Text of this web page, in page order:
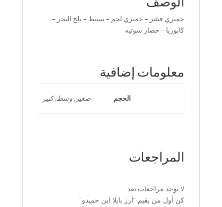
جمبري قشر – جمبري لحم – سبيط – بلح البحر –
كابوريا – خضار سوتيه
معلومات إضافية
الحجم صغير, وسط, كبير
المراجعات
لا توجد مراجعات بعد.
كن أول من يقيم “أرز بايلا اين حميدو”